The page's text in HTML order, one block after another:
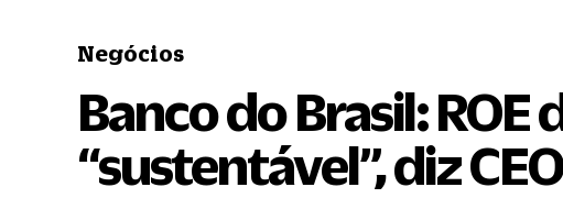
Negócios
Banco do Brasil: ROE
“sustentável”, diz CEO